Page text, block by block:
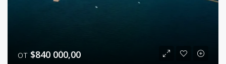
от $840 000,00